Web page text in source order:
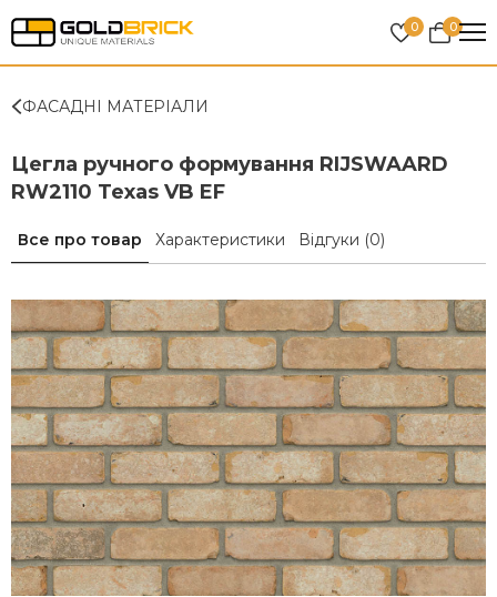
0 0
ФАСАДНІ МАТЕРІАЛИ
Цегла ручного формування RIJSWAARD
RW2110 Texas VB EF
Все про товар Характеристики Відгуки (0)